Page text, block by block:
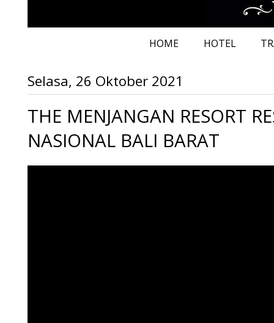
HOME HOTEL
Selasa, 26 Oktober 2021
THE MENJANGAN RESORT
NASIONAL BALI BARAT